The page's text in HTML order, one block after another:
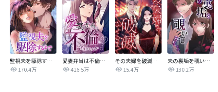
監視夫を駆除するまで
170.4万
愛妻弁当は不倫に含まれますか？
416.5万
その夫婦を破滅させるまで
15.4万
夫の裏垢を覗いてみたら
130.2万